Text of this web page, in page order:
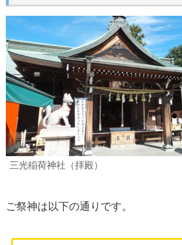
三光稲荷神社（拝殿）
ご祭神は以下の通りです。